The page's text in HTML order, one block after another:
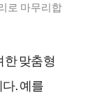
로 마무리합
한 맞춤형
. 예를